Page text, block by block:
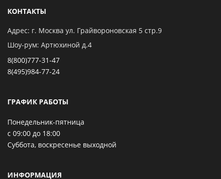
КОНТАКТЫ
Адрес: г. Москва ул. Грайвороновская 5 стр.9
Шоу-рум: Артюхиной д.4
8(800)777-31-47
8(495)984-77-24
ГРАФИК РАБОТЫ
Понедельник-пятница
с 09:00 до 18:00
Суббота, воскресенье выходной
ИНФОРМАЦИЯ